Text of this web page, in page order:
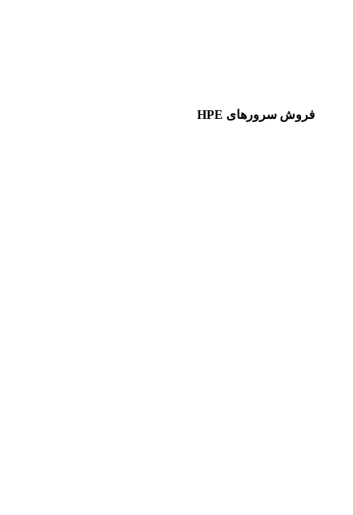
فروش سرورهای HPE